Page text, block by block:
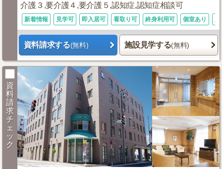
介護３,要介護４,要介護５,認知症,認知症相談可
新着情報 見学可 即入居可 看取り可 終身利用可 個室あり
資料請求する(無料) 施設見学する(無料)
資
料
請
求
チ
ェ
ッ
ク